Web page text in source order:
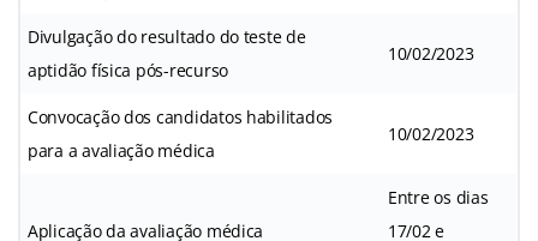
Divulgação do resultado do teste de
aptidão física pós-recurso
10/02/2023
Convocação dos candidatos habilitados
para a avaliação médica
10/02/2023
Aplicação da avaliação médica
Entre os dias
17/02 e